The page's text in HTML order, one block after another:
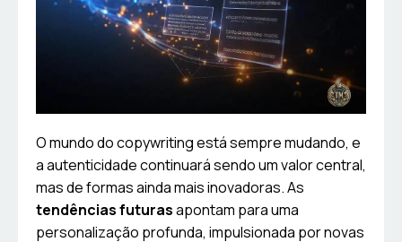
O mundo do copywriting está sempre mudando, e
a autenticidade continuará sendo um valor central,
mas de formas ainda mais inovadoras. As
tendências futurasapontam para uma
personalização profunda, impulsionada por novas